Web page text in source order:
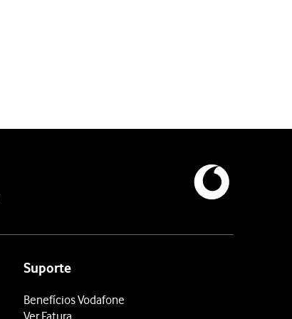
Suporte
Benefícios Vodafone
Ver Fatura